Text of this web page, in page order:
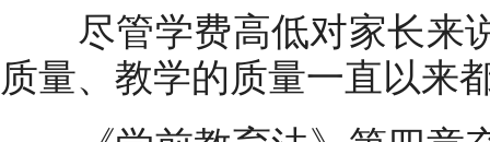
尽管学费高低对家长来
质量、教学的质量一直以来